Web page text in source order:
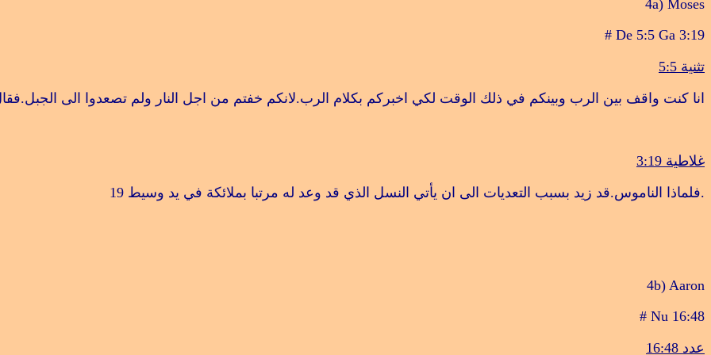
4a) Moses
# De 5:5 Ga 3:19
تثنية 5:5
انا كنت واقف بين الرب وبينكم في ذلك الوقت لكي اخبركم بكلام الرب.لانكم خفتم من اجل النار ولم تصعدوا الى
غلاطية 3:19
19 فلماذا الناموس.قد زيد بسبب التعديات الى ان يأتي النسل الذي قد وعد له مرتبا بملائكة في يد وسيط.
4b) Aaron
# Nu 16:48
عدد 16:48